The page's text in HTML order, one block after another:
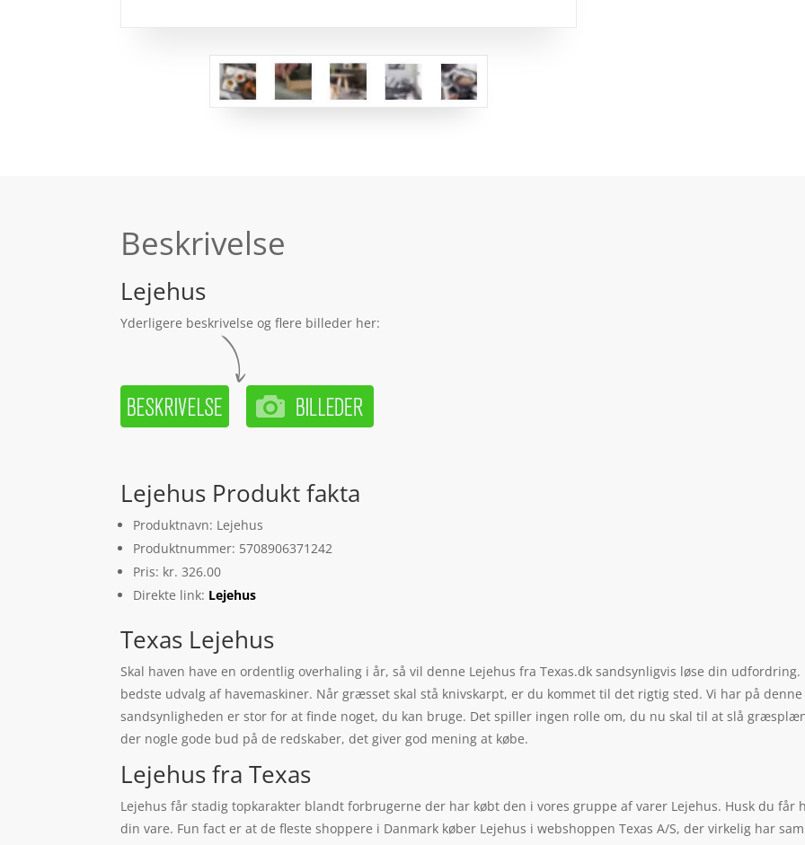
Beskrivelse
Lejehus
Yderligere beskrivelse og flere billeder her:
Lejehus Produkt fakta
Produktnavn: Lejehus
Produktnummer: 5708906371242
Pris: kr. 326.00
Direkte link: Lejehus
Texas Lejehus
Skal haven have en ordentlig overhaling i år, så vil denne Lejehus fra Texas.dk sandsynligvis løse din
bedste udvalg af havemaskiner. Når græsset skal stå knivskarpt, er du kommet til det rigtig sted. Vi har på
sandsynligheden er stor for at finde noget, du kan bruge. Det spiller ingen rolle om, du nu skal til at slå
der nogle gode bud på de redskaber, det giver god mening at købe.
Lejehus fra Texas
Lejehus får stadig topkarakter blandt forbrugerne der har købt den i vores gruppe af varer Lejehus. Husk du
din vare. Fun fact er at de fleste shoppere i Danmark køber Lejehus i webshoppen Texas A/S, der virkelig har